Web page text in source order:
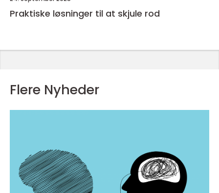
Praktiske løsninger til at skjule rod
Flere Nyheder